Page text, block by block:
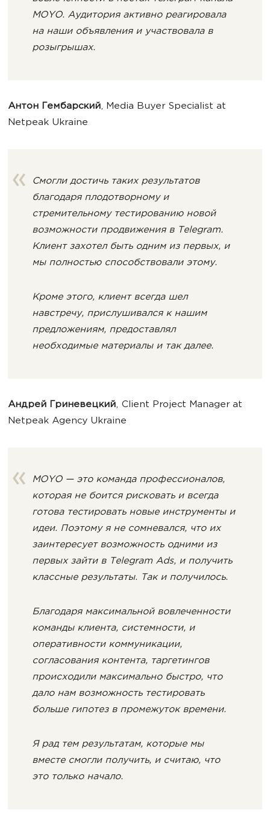
MOYO. Аудитория активно реагировала
на наши объявления и участвовала в
розыгрышах.
Антон Гембарский, Media Buyer Specialist at
Netpeak Ukraine
Смогли достичь таких результатов
благодаря плодотворному и
стремительному тестированию новой
возможности продвижения в Telegram.
Клиент захотел быть одним из первых, и
мы полностью способствовали этому.
Кроме этого, клиент всегда шел
навстречу, прислушивался к нашим
предложениям, предоставлял
необходимые материалы и так далее.
Андрей Гриневецкий, Client Project Manager at
Netpeak Agency Ukraine
MOYO — это команда профессионалов,
которая не боится рисковать и всегда
готова тестировать новые инструменты и
идеи. Поэтому я не сомневался, что их
заинтересует возможность одними из
первых зайти в Telegram Ads, и получить
классные результаты. Так и получилось.
Благодаря максимальной вовлеченности
команды клиента, системности, и
оперативности коммуникации,
согласования контента, таргетингов
происходили максимально быстро, что
дало нам возможность тестировать
больше гипотез в промежуток времени.
Я рад тем результатам, которые мы
вместе смогли получить, и считаю, что
это только начало.